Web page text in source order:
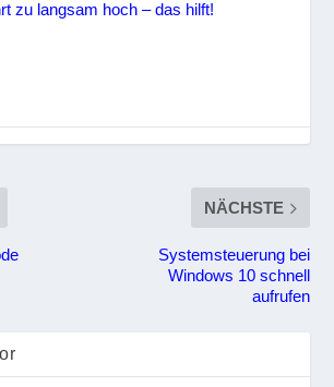
zu langsam hoch – das hilft!
NÄCHSTE
Systemsteuerung bei
Windows 10 schnell
aufrufen